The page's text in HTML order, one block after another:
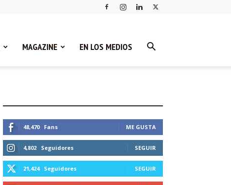
MAGAZINE EN LOS MEDIOS
48,470 Fans ME GUSTA
4,802 Seguidores SEGUIR
21,424 Seguidores SEGUIR